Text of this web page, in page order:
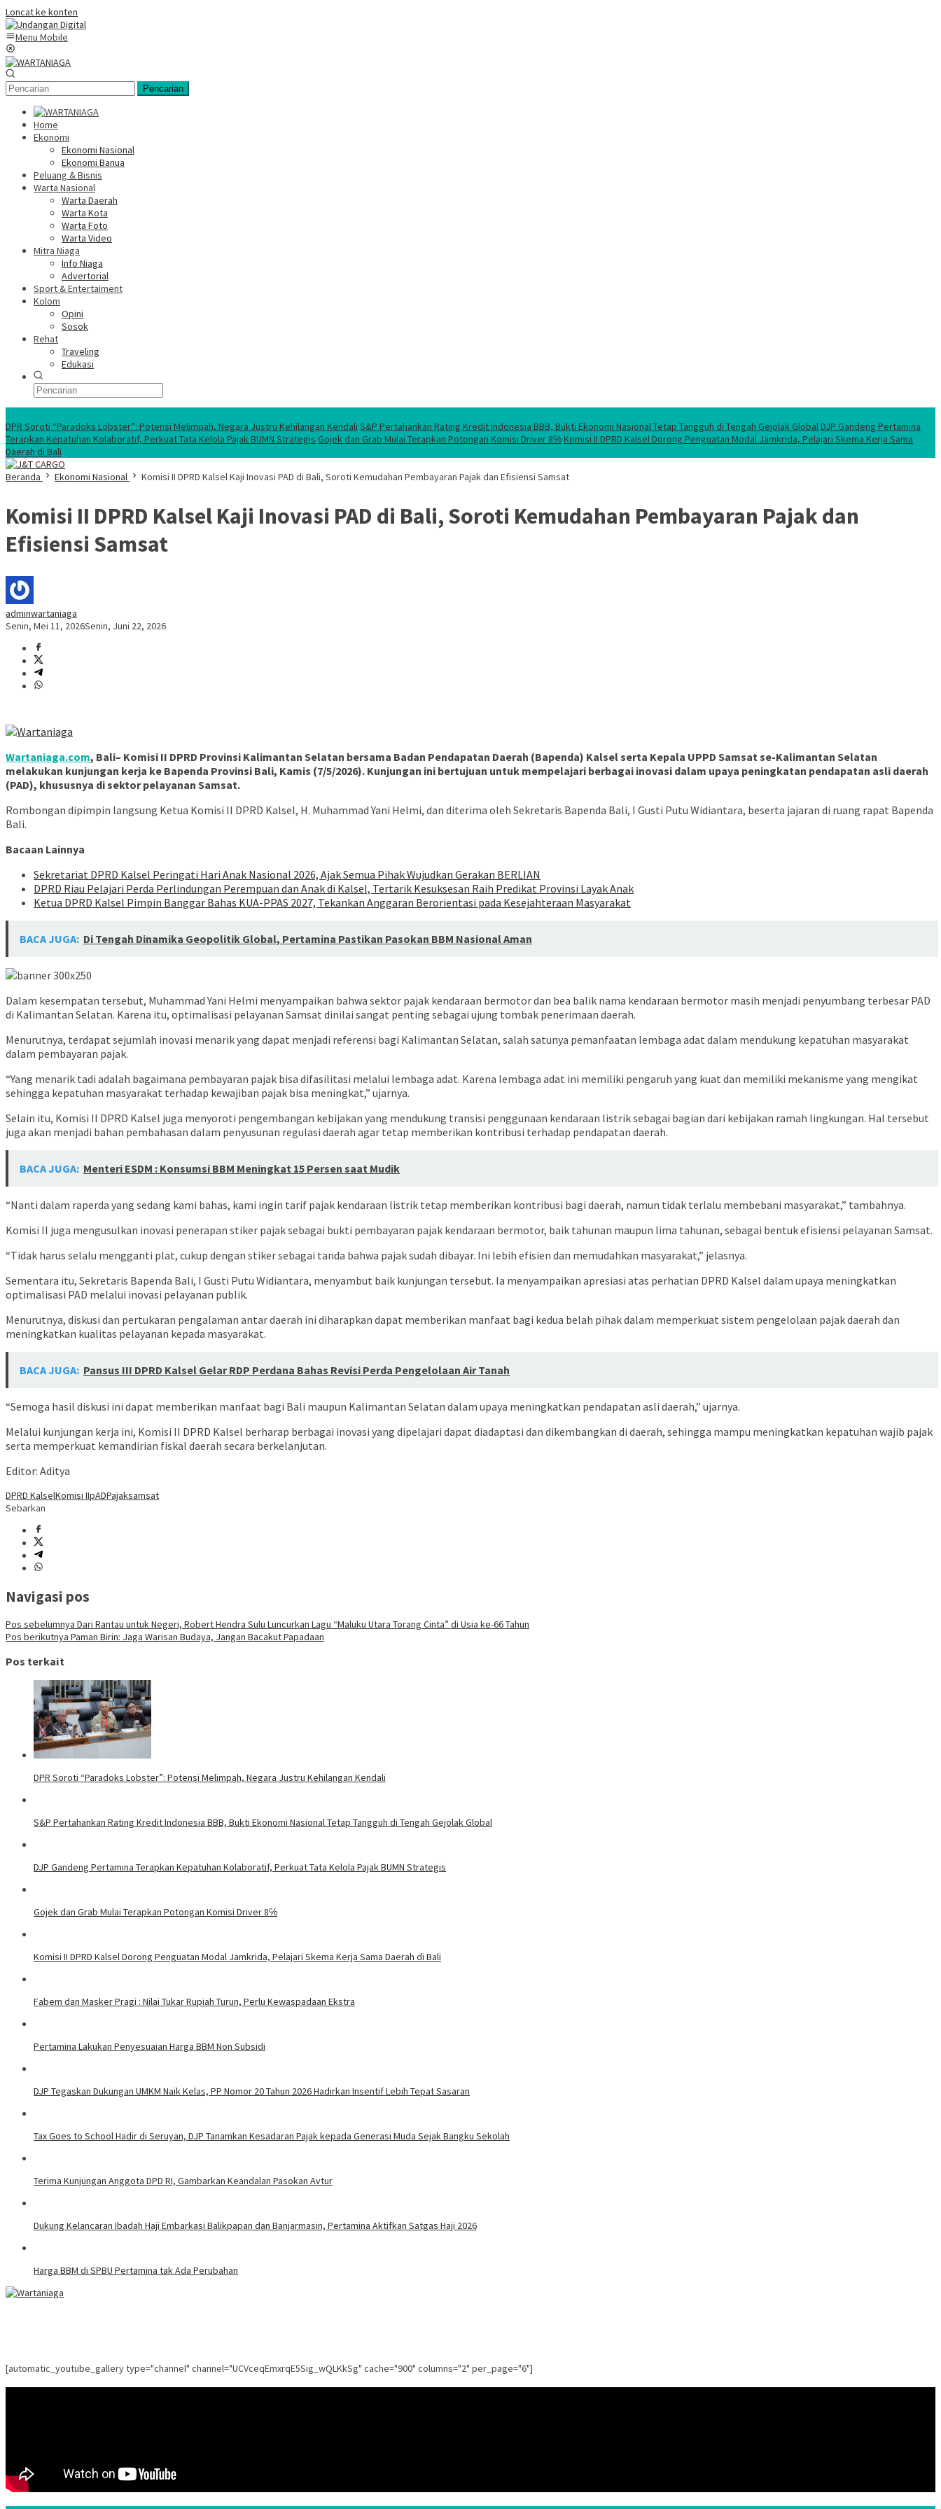
Loncat ke konten
Menu Mobile
Pencarian
Home
Ekonomi
Ekonomi Nasional
Ekonomi Banua
Peluang & Bisnis
Warta Nasional
Warta Daerah
Warta Kota
Warta Foto
Warta Video
Mitra Niaga
Info Niaga
Advertorial
Sport & Entertaiment
Kolom
Opini
Sosok
Rehat
Traveling
Edukasi
DPR Soroti “Paradoks Lobster”: Potensi Melimpah, Negara Justru Kehilangan Kendali S&P Pertahankan Rating Kredit Indonesia BBB, Bukti Ekonomi Nasional Tetap Tangguh di Tengah Gejolak GlobalDJP Gandeng Pertamina
Terapkan Kepatuhan Kolaboratif, Perkuat Tata Kelola Pajak BUMN Strategis Gojek dan Grab Mulai Terapkan Potongan Komisi Driver 8℅Komisi II DPRD Kalsel Dorong Penguatan Modal Jamkrida, Pelajari Skema Kerja Sama
Daerah di Bali
Beranda
Ekonomi Nasional Komisi II DPRD Kalsel Kaji Inovasi PAD di Bali, Soroti Kemudahan Pembayaran Pajak dan Efisiensi Samsat
Komisi II DPRD Kalsel Kaji Inovasi PAD di Bali, Soroti Kemudahan Pembayaran Pajak dan
Efisiensi Samsat
adminwartaniaga
Senin, Mei 11, 2026Senin, Juni 22, 2026
Wartaniaga.com, Bali– Komisi II DPRD Provinsi Kalimantan Selatan bersama Badan Pendapatan Daerah (Bapenda) Kalsel serta Kepala UPPD Samsat se-Kalimantan Selatan
melakukan kunjungan kerja ke Bapenda Provinsi Bali, Kamis (7/5/2026). Kunjungan ini bertujuan untuk mempelajari berbagai inovasi dalam upaya peningkatan pendapatan asli daerah
(PAD), khususnya di sektor pelayanan Samsat.
Rombongan dipimpin langsung Ketua Komisi II DPRD Kalsel, H. Muhammad Yani Helmi, dan diterima oleh Sekretaris Bapenda Bali, I Gusti Putu Widiantara, beserta jajaran di ruang rapat Bapenda
Bali.
Bacaan Lainnya
Sekretariat DPRD Kalsel Peringati Hari Anak Nasional 2026, Ajak Semua Pihak Wujudkan Gerakan BERLIAN
DPRD Riau Pelajari Perda Perlindungan Perempuan dan Anak di Kalsel, Tertarik Kesuksesan Raih Predikat Provinsi Layak Anak
Ketua DPRD Kalsel Pimpin Banggar Bahas KUA-PPAS 2027, Tekankan Anggaran Berorientasi pada Kesejahteraan Masyarakat
BACA JUGA: Di Tengah Dinamika Geopolitik Global, Pertamina Pastikan Pasokan BBM Nasional Aman
Dalam kesempatan tersebut, Muhammad Yani Helmi menyampaikan bahwa sektor pajak kendaraan bermotor dan bea balik nama kendaraan bermotor masih menjadi penyumbang terbesar PAD
di Kalimantan Selatan. Karena itu, optimalisasi pelayanan Samsat dinilai sangat penting sebagai ujung tombak penerimaan daerah.
Menurutnya, terdapat sejumlah inovasi menarik yang dapat menjadi referensi bagi Kalimantan Selatan, salah satunya pemanfaatan lembaga adat dalam mendukung kepatuhan masyarakat
dalam pembayaran pajak.
“Yang menarik tadi adalah bagaimana pembayaran pajak bisa difasilitasi melalui lembaga adat. Karena lembaga adat ini memiliki pengaruh yang kuat dan memiliki mekanisme yang mengikat
sehingga kepatuhan masyarakat terhadap kewajiban pajak bisa meningkat,” ujarnya.
Selain itu, Komisi II DPRD Kalsel juga menyoroti pengembangan kebijakan yang mendukung transisi penggunaan kendaraan listrik sebagai bagian dari kebijakan ramah lingkungan. Hal tersebut
juga akan menjadi bahan pembahasan dalam penyusunan regulasi daerah agar tetap memberikan kontribusi terhadap pendapatan daerah.
BACA JUGA: Menteri ESDM : Konsumsi BBM Meningkat 15 Persen saat Mudik
“Nanti dalam raperda yang sedang kami bahas, kami ingin tarif pajak kendaraan listrik tetap memberikan kontribusi bagi daerah, namun tidak terlalu membebani masyarakat,” tambahnya.
Komisi II juga mengusulkan inovasi penerapan stiker pajak sebagai bukti pembayaran pajak kendaraan bermotor, baik tahunan maupun lima tahunan, sebagai bentuk efisiensi pelayanan Samsat.
“Tidak harus selalu mengganti plat, cukup dengan stiker sebagai tanda bahwa pajak sudah dibayar. Ini lebih efisien dan memudahkan masyarakat,” jelasnya.
Sementara itu, Sekretaris Bapenda Bali, I Gusti Putu Widiantara, menyambut baik kunjungan tersebut. Ia menyampaikan apresiasi atas perhatian DPRD Kalsel dalam upaya meningkatkan
optimalisasi PAD melalui inovasi pelayanan publik.
Menurutnya, diskusi dan pertukaran pengalaman antar daerah ini diharapkan dapat memberikan manfaat bagi kedua belah pihak dalam memperkuat sistem pengelolaan pajak daerah dan
meningkatkan kualitas pelayanan kepada masyarakat.
BACA JUGA: Pansus III DPRD Kalsel Gelar RDP Perdana Bahas Revisi Perda Pengelolaan Air Tanah
“Semoga hasil diskusi ini dapat memberikan manfaat bagi Bali maupun Kalimantan Selatan dalam upaya meningkatkan pendapatan asli daerah,” ujarnya.
Melalui kunjungan kerja ini, Komisi II DPRD Kalsel berharap berbagai inovasi yang dipelajari dapat diadaptasi dan dikembangkan di daerah, sehingga mampu meningkatkan kepatuhan wajib pajak
serta memperkuat kemandirian fiskal daerah secara berkelanjutan.
Editor: Aditya
DPRD KalselKomisi IIpADPajaksamsat
Sebarkan
Navigasi pos
Pos sebelumnya Dari Rantau untuk Negeri, Robert Hendra Sulu Luncurkan Lagu “Maluku Utara Torang Cinta” di Usia ke-66 Tahun
Pos berikutnya Paman Birin: Jaga Warisan Budaya, Jangan Bacakut Papadaan
Pos terkait
DPR Soroti “Paradoks Lobster”: Potensi Melimpah, Negara Justru Kehilangan Kendali
S&P Pertahankan Rating Kredit Indonesia BBB, Bukti Ekonomi Nasional Tetap Tangguh di Tengah Gejolak Global
DJP Gandeng Pertamina Terapkan Kepatuhan Kolaboratif, Perkuat Tata Kelola Pajak BUMN Strategis
Gojek dan Grab Mulai Terapkan Potongan Komisi Driver 8℅
Komisi II DPRD Kalsel Dorong Penguatan Modal Jamkrida, Pelajari Skema Kerja Sama Daerah di Bali
Fabem dan Masker Pragi : Nilai Tukar Rupiah Turun, Perlu Kewaspadaan Ekstra
Pertamina Lakukan Penyesuaian Harga BBM Non Subsidi
DJP Tegaskan Dukungan UMKM Naik Kelas, PP Nomor 20 Tahun 2026 Hadirkan Insentif Lebih Tepat Sasaran
Tax Goes to School Hadir di Seruyan, DJP Tanamkan Kesadaran Pajak kepada Generasi Muda Sejak Bangku Sekolah
Terima Kunjungan Anggota DPD RI, Gambarkan Keandalan Pasokan Avtur
Dukung Kelancaran Ibadah Haji Embarkasi Balikpapan dan Banjarmasin, Pertamina Aktifkan Satgas Haji 2026
Harga BBM di SPBU Pertamina tak Ada Perubahan
[automatic_youtube_gallery type="channel" channel="UCVceqEmxrqE5Sig_wQLKkSg" cache="900" columns="2" per_page="6"]